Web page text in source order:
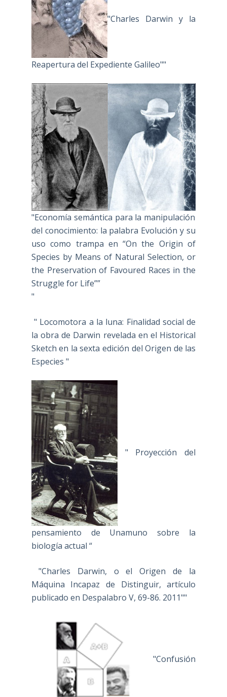
"Charles Darwin y la
Reapertura del Expediente Galileo""
"Economía semántica para la manipulación
del conocimiento: la palabra Evolución y su
uso como trampa en “On the Origin of
Species by Means of Natural Selection, or
the Preservation of Favoured Races in the
Struggle for Life””
"
" Locomotora a la luna: Finalidad social de
la obra de Darwin revelada en el Historical
Sketch en la sexta edición del Origen de las
Especies "
" Proyección del
pensamiento de Unamuno sobre la
biología actual “
"Charles Darwin, o el Origen de la
Máquina Incapaz de Distinguir, artículo
publicado en Despalabro V, 69-86. 2011""
"Confusión